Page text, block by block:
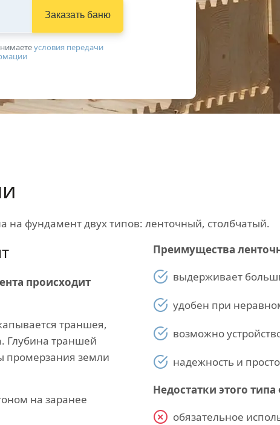
Заказать баню
условия передачи
на фундамент двух типов: ленточный, столбчатый.
происходит
траншея,
Глубина траншей
промерзания земли
на заранее
Преимущества
выдерживает
удобен при
возможно
надежность и
Недостатки этого
обязательное